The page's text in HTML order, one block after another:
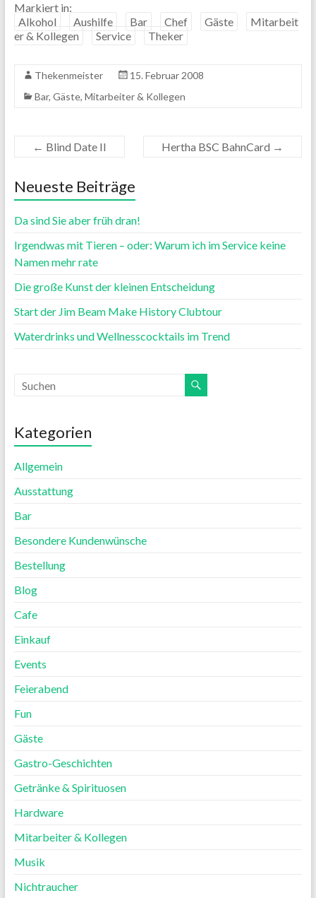
Markiert in:
Alkohol
Aushilfe Bar Chef Gäste
Mitarbeit
er & Kollegen
Service Theker
Thekenmeister
15. Februar 2008
Bar, Gäste, Mitarbeiter & Kollegen
← Blind Date II Hertha BSC BahnCard →
Neueste Beiträge
Da sind Sie aber früh dran!
Irgendwas mit Tieren – oder: Warum ich im Service keine
Namen mehr rate
Die große Kunst der kleinen Entscheidung
Start der Jim Beam Make History Clubtour
Waterdrinks und Wellnesscocktails im Trend
Kategorien
Allgemein
Ausstattung
Bar
Besondere Kundenwünsche
Bestellung
Blog
Cafe
Einkauf
Events
Feierabend
Fun
Gäste
Gastro-Geschichten
Getränke & Spirituosen
Hardware
Mitarbeiter & Kollegen
Musik
Nichtraucher